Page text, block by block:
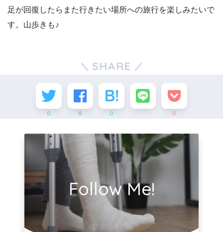
足が回復したらまた行きたい場所への旅行を楽しみたいで
す。山歩きも♪
SHARE
0 0 0 0
Follow Me!